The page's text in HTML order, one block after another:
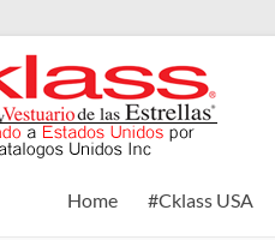
Home #Cklass USA